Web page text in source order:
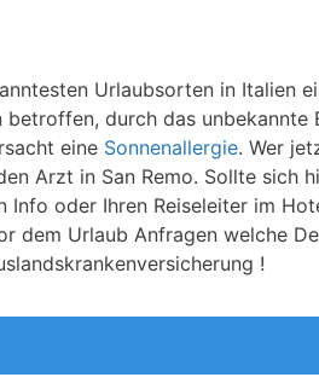
Urlaubsorten in Italien
durch das unbekannte
eine Sonnenallergie. Wer
Arzt in San Remo. Sollte sich
oder Ihren Reiseleiter im
dem Urlaub Anfragen welche
!